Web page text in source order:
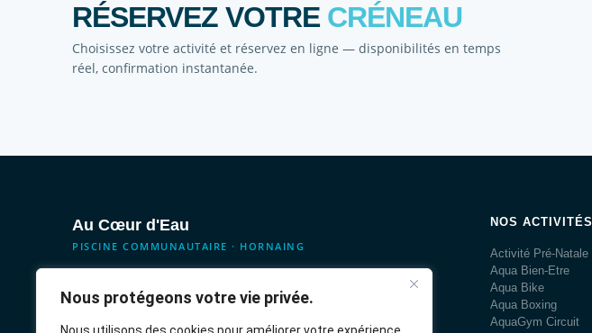
Nous protégeons votre vie privée.
RÉSERVEZ VOTRE CRÉNEAU
Choisissez votre activité et réservez en ligne — disponibilités en temps
réel, confirmation instantanée.
Au Cœur d'Eau
PISCINE COMMUNAUTAIRE · HORNAING
Votre piscine communautaire au cœur de l'Ostrevent. 14 activités
aquatiques pour tous les âges, tous les niveaux, tous les profils.
NOS ACTIVITÉS
Activité Pré-Natale
Aqua Bien-Etre
Aqua Bike
Aqua Boxing
AquaGym Circuit